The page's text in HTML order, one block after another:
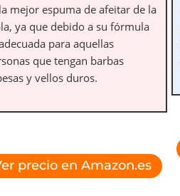
mejor espuma de afeitar de la
ya que debido a su fórmula
para aquellas
que tengan barbas
y vellos duros.
precio en Amazon.es